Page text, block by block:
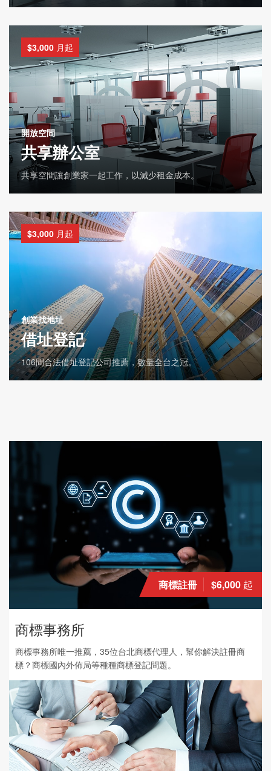
$3,000 月起
開放空間
共享辦公室
共享空間讓創業家一起工作，以減少租金成本。
$3,000 月起
創業找地址
借址登記
106間合法借址登記公司推薦，數量全台之冠。
商標註冊 $6,000 起
商標事務所
商標事務所唯一推薦，35位台北商標代理人，幫你解決註冊商
標？商標國內外佈局等種種商標登記問題。